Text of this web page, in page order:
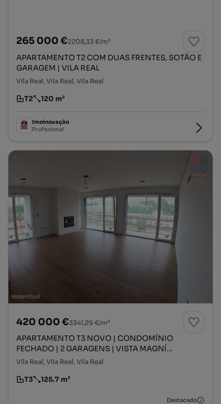
265 000 €2208,33 €/m²
APARTAMENTO T2 COM DUAS FRENTES, SOTÃO E
GARAGEM | VILA REAL
Vila Real, Vila Real, Vila Real
Tipologia
T2
Preço por metro quadrado
120 m²
Imoinovação
Profissional
420 000 €3341,29 €/m²
APARTAMENTO T3 NOVO | CONDOMÍNIO
FECHADO | 2 GARAGENS | VISTA MAGNÍ...
Vila Real, Vila Real, Vila Real
Tipologia
T3
Preço por metro quadrado
125.7 m²
Destacado